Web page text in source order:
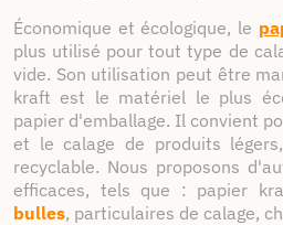
Économique et écologique, le
plus utilisé pour tout type de
vide. Son utilisation peut être
kraft est le matériel le plus
papier d'emballage. Il convient
et le calage de produits
recyclable. Nous proposons
efficaces, tels que : papier
bulles, particulaires de calage,